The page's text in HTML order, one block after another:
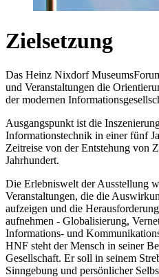
Zielsetzung
Das Heinz Nixdorf
und Veranstaltungen die
der modernen
Ausgangspunkt ist die
Informationstechnik in einer fünf
Zeitreise von der Entstehung von
Jahrhundert.
Die Erlebniswelt der Ausstellung
Veranstaltungen, die die
aufzeigen und die
aufnehmen - Globalisierung,
Informations- und
HNF steht der Mensch in seiner
Gesellschaft. Er soll in seinem
Sinngebung und persönlicher